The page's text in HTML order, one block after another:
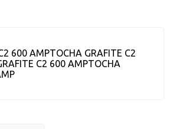
600 AMPTOCHA GRAFITE C2
C2 600 AMPTOCHA